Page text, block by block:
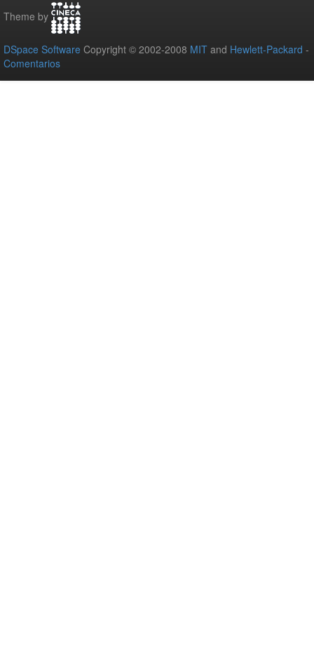
Theme by
DSpace Software Copyright © 2002-2008 MIT and Hewlett-Packard -
Comentarios